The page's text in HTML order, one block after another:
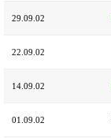
29.09.02
22.09.02
14.09.02
01.09.02